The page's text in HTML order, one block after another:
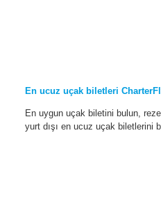
En ucuz uçak biletleri
En uygun uçak biletini bulun,
yurt dışı en ucuz uçak biletlerini